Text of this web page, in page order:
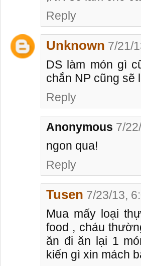
Reply
Unknown 7/21/
DS làm món gì
chắn NP cũng sẽ
Reply
Anonymous 7/
ngon qua!
Reply
Tusen 7/23/13,
Mua mấy loại
food , cháu
ăn đi ăn lại 1
kiến gì xin mách